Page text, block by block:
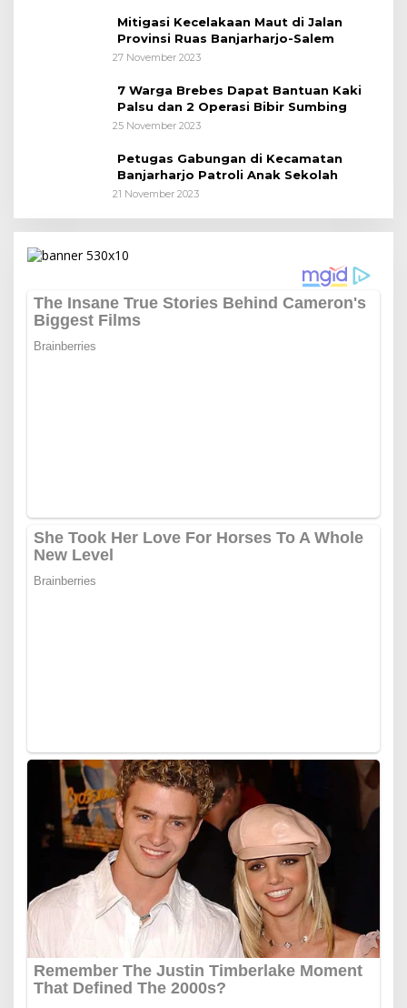
Mitigasi Kecelakaan Maut di Jalan
Provinsi Ruas Banjarharjo-Salem
27 November 2023
7 Warga Brebes Dapat Bantuan Kaki
Palsu dan 2 Operasi Bibir Sumbing
25 November 2023
Petugas Gabungan di Kecamatan
Banjarharjo Patroli Anak Sekolah
21 November 2023